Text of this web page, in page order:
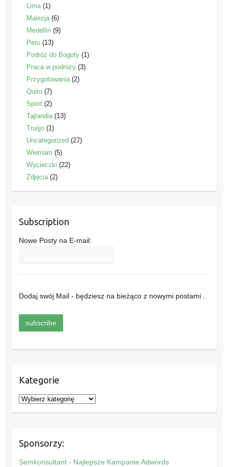
Lima(1)
Malezja(6)
Medellin(9)
Peru(13)
Podróż do Bogoty(1)
Praca w podróży(3)
Przygotowania(2)
Quito(7)
Sport(2)
Tajlandia(13)
Truijjo(1)
Uncategorized (27)
Wietnam (5)
Wycieczki (22)
Zdjęcia(2)
Subscription
Nowe Posty na E-mail:
Dodaj swój Mail - będziesz na bieżąco z nowymi postami .
Kategorie
K
a
g
o
Sponsorzy:
Semkonsultant - Najlepsze Kampanie Adwords